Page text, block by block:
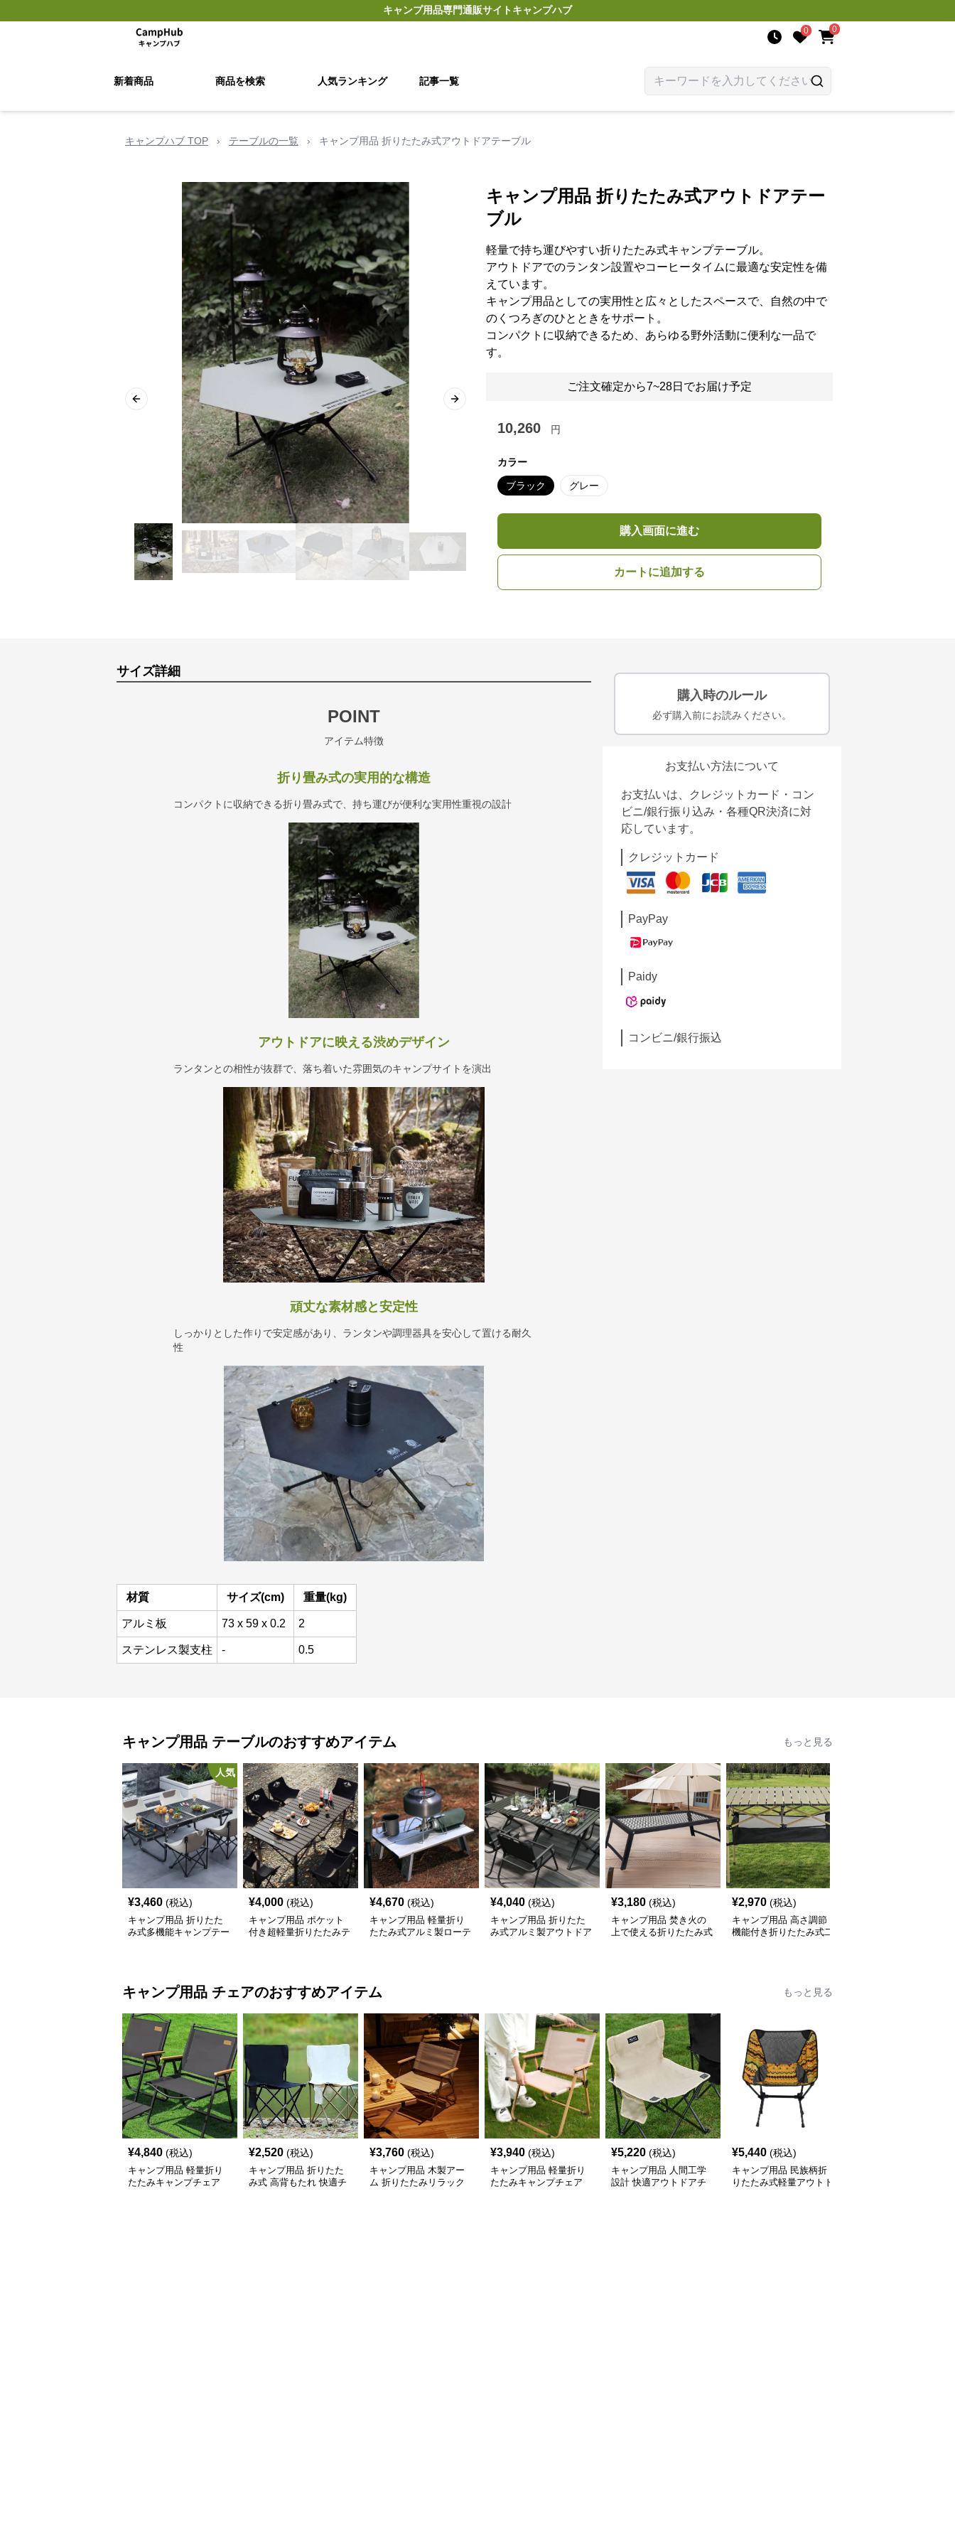
キャンプ用品専門通販サイトキャンプハブ
0 0
新着商品 商品を検索 人気ランキング 記事一覧
キャンプハブ TOP › テーブルの一覧 › キャンプ用品 折りたたみ式アウトドアテーブル
Previous slide Next slide
キャンプ用品 折りたたみ式アウトドアテー
ブル
軽量で持ち運びやすい折りたたみ式キャンプテーブル。
アウトドアでのランタン設置やコーヒータイムに最適な安定性を備
えています。
キャンプ用品としての実用性と広々としたスペースで、自然の中で
のくつろぎのひとときをサポート。
コンパクトに収納できるため、あらゆる野外活動に便利な一品で
す。
ご注文確定から7~28日でお届け予定
10,260 円
カラー
ブラック グレー
購入画面に進む
カートに追加する
サイズ詳細
POINT
アイテム特徴
折り畳み式の実用的な構造
コンパクトに収納できる折り畳み式で、持ち運びが便利な実用性重視の設計
アウトドアに映える渋めデザイン
ランタンとの相性が抜群で、落ち着いた雰囲気のキャンプサイトを演出
頑丈な素材感と安定性
しっかりとした作りで安定感があり、ランタンや調理器具を安心して置ける耐久
性
材質 サイズ(cm) 重量(kg)
アルミ板 73 x 59 x 0.2 2
ステンレス製支柱 - 0.5
購入時のルール
必ず購入前にお読みください。
お支払い方法について
お支払いは、クレジットカード・コン
ビニ/銀行振り込み・各種QR決済に対
応しています。
クレジットカード
PayPay
Paidy
コンビニ/銀行振込
キャンプ用品 テーブルのおすすめアイテム もっと見る
人気
¥3,460 (税込)
キャンプ用品 折りたた
み式多機能キャンプテー
¥4,000 (税込)
キャンプ用品 ポケット
付き超軽量折りたたみテ
¥4,670 (税込)
キャンプ用品 軽量折り
たたみ式アルミ製ローテ
¥4,040 (税込)
キャンプ用品 折りたた
み式アルミ製アウトドア
¥3,180 (税込)
キャンプ用品 焚き火の
上で使える折りたたみ式
¥2,970 (税込)
キャンプ用品 高さ調節
機能付き折りたたみ式二
キャンプ用品 チェアのおすすめアイテム もっと見る
¥4,840 (税込)
キャンプ用品 軽量折り
たたみキャンプチェア
¥2,520 (税込)
キャンプ用品 折りたた
み式 高背もたれ 快適チ
¥3,760 (税込)
キャンプ用品 木製アー
ム 折りたたみリラック
¥3,940 (税込)
キャンプ用品 軽量折り
たたみキャンプチェア
¥5,220 (税込)
キャンプ用品 人間工学
設計 快適アウトドアチ
¥5,440 (税込)
キャンプ用品 民族柄折
りたたみ式軽量アウトド